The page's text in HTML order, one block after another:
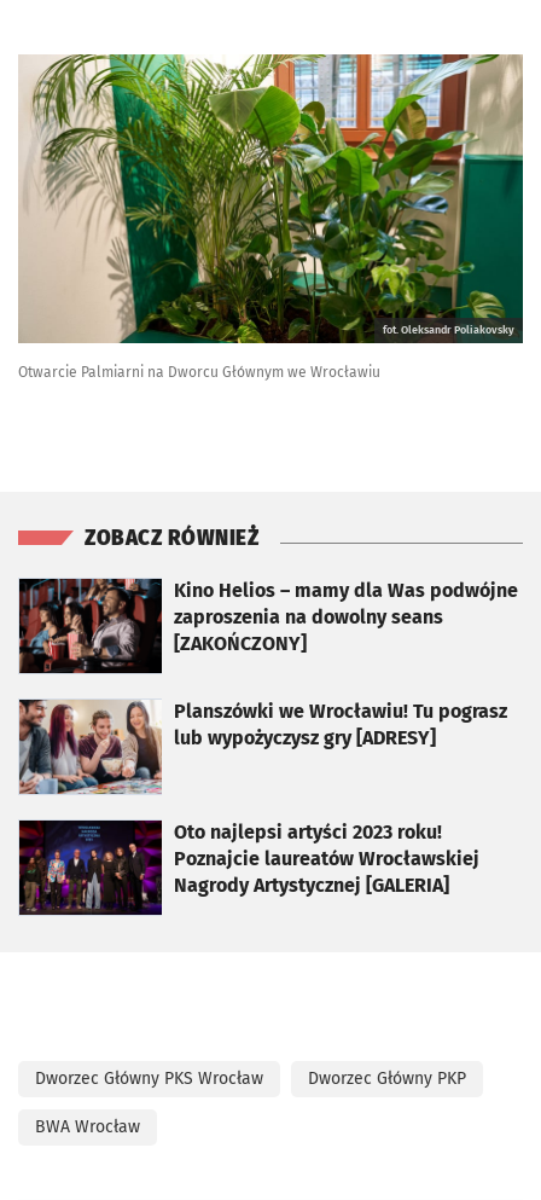
fot. Oleksandr Poliakovsky
Otwarcie Palmiarni na Dworcu Głównym we Wrocławiu
ZOBACZ RÓWNIEŻ
Kino Helios – mamy dla Was podwójne
zaproszenia na dowolny seans
[ZAKOŃCZONY]
otworzy się w nowej karcie
Planszówki we Wrocławiu! Tu pograsz
lub wypożyczysz gry [ADRESY]
otworzy się w nowej karcie
Oto najlepsi artyści 2023 roku!
Poznajcie laureatów Wrocławskiej
Nagrody Artystycznej [GALERIA]
otworzy się w nowej karcie
Dworzec Główny PKS Wrocław Dworzec Główny PKP
BWA Wrocław